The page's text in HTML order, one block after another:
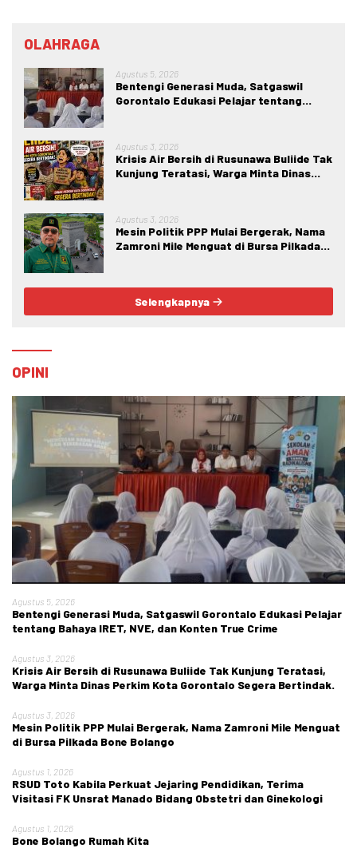
OLAHRAGA
Agustus 5, 2026
Bentengi Generasi Muda, Satgaswil
Gorontalo Edukasi Pelajar tentang
Agustus 3, 2026
Krisis Air Bersih di Rusunawa Buliide Tak
Kunjung Teratasi, Warga Minta Dinas
Agustus 3, 2026
Mesin Politik PPP Mulai Bergerak, Nama
Zamroni Mile Menguat di Bursa Pilkada
Selengkapnya
OPINI
Agustus 5, 2026
Bentengi Generasi Muda, Satgaswil Gorontalo Edukasi Pelajar
tentang Bahaya IRET, NVE, dan Konten True Crime
Agustus 3, 2026
Krisis Air Bersih di Rusunawa Buliide Tak Kunjung Teratasi,
Warga Minta Dinas Perkim Kota Gorontalo Segera Bertindak.
Agustus 3, 2026
Mesin Politik PPP Mulai Bergerak, Nama Zamroni Mile Menguat
di Bursa Pilkada Bone Bolango
Agustus 1, 2026
RSUD Toto Kabila Perkuat Jejaring Pendidikan, Terima
Visitasi FK Unsrat Manado Bidang Obstetri dan Ginekologi
Agustus 1, 2026
Bone Bolango Rumah Kita